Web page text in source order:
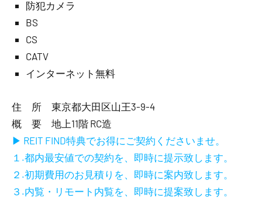
防犯カメラ
BS
CS
CATV
インターネット無料
住 所 東京都大田区山王3-9-4
概 要 地上11階 RC造
▶ REIT FIND特典でお得にご契約くださいませ。
１.都内最安値での契約を、即時に提示致します。
２.初期費用のお見積りを、即時に案内致します。
３.内覧・リモート内覧を、即時に提案致します。